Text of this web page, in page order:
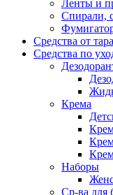
Ленты и
Спирали,
Средства от
Средства по
Крема
Наборы
Ср-ва для